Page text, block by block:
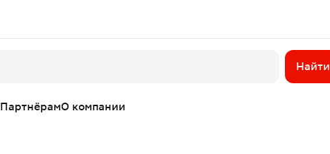
Найти
ПартнёрамО компании